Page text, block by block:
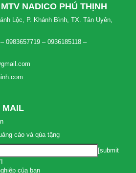
NADICO PHÚ THỊNH
Lộc, P. Khánh Bình, TX. Tân Uyên,
0983657719 – 0936185118 –
MAIL
cáo và qùa tặng
[submit
của bạn